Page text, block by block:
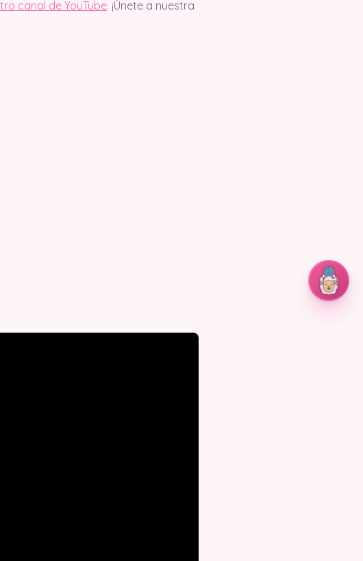
canal de YouTube. ¡Únete a nuestra